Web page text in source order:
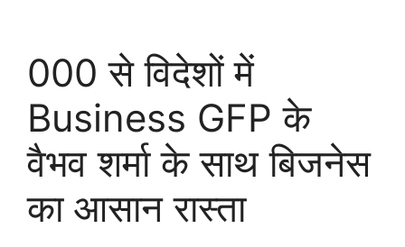
000 से विदेशों में
Business GFP के
वैभव शर्मा के साथ बिजनेस
का आसान रास्ता